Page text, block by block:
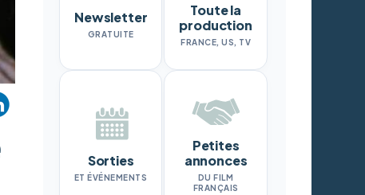
Newsletter
GRATUITE
Toute la
production
FRANCE, US, TV
Sorties
ET ÉVÉNEMENTS
Petites
annonces
DU FILM
FRANÇAIS